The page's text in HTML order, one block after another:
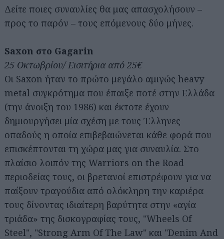
Δείτε ποιες συναυλίες θα μας απασχολήσουν –
προς το παρόν – τους επόμενους δύο μήνες.
Saxon στο Gagarin
25 Οκτωβρίου/ Εισιτήρια από 25€
Οι Saxon ήταν το πρώτο μεγάλο αμιγώς heavy
metal συγκρότημα που έπαιξε ποτέ στην Ελλάδα
(την άνοιξη του 1986) και έκτοτε έχουν
δημιουργήσει μία σχέση με τους Έλληνες
οπαδούς η οποία επιβεβαιώνεται κάθε φορά που
επισκέπτονται τη χώρα μας για συναυλία. Στο
πλαίσιο λοιπόν της Warriors on the Road
περιοδείας τους, οι βρετανοί επιστρέφουν για να
παίξουν τραγούδια από ολόκληρη την καριέρα
τους δίνοντας ιδιαίτερη βαρύτητα στην «αγία
τριάδα» της δισκογραφίας τους, "Wheels Of
Steel", "Strong Arm Of The Law" και "Denim And